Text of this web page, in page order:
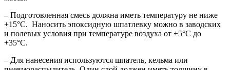
– Подготовленная смесь должна иметь температуру не ниже
+15°С. Наносить эпоксидную шпатлевку можно в заводских
и полевых условия при температуре воздуха от +5°С до
+35°С.
– Для нанесения используются шпатель, кельма или